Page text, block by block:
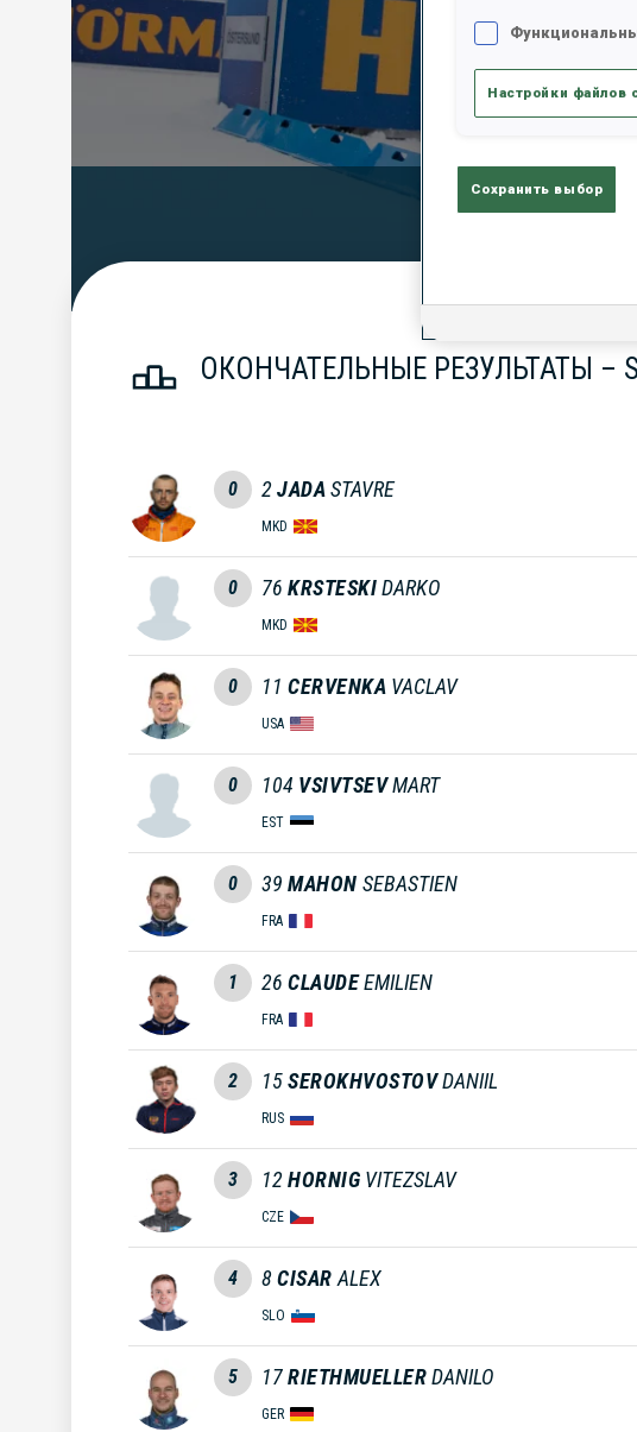
Official Results
ОКОНЧАТЕЛЬНЫЕ РЕЗУЛЬТАТЫ –
0 2 JADASTAVRE
MKD
0 76 KRSTESKIDARKO
MKD
0 11 CERVENKA VACLAV
USA
0 104 VSIVTSEVMART
EST
0 39 MAHON SEBASTIEN
FRA
1 26 CLAUDEEMILIEN
FRA
2 15SEROKHVOSTOVDANIIL
RUS
3 12 HORNIG VITEZSLAV
CZE
4 8CISAR ALEX
SLO
5 17RIETHMUELLERDANILO
GER
Настройки файлов
Сохранить выбор